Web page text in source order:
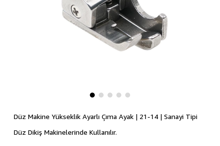
Düz Makine Yükseklik Ayarlı Çıma Ayak | 21-14 | Sanayi Tipi
Düz Dikiş Makinelerinde Kullanılır.